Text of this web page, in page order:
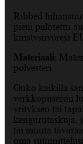
Ribbed
pieni piilotettu
kiristysnyörejä
Materiaali:
polyesteri
Onko kaikilla
verkkopuseron
yrityksen tai
kengurutaskuja,
tai muuta
oma